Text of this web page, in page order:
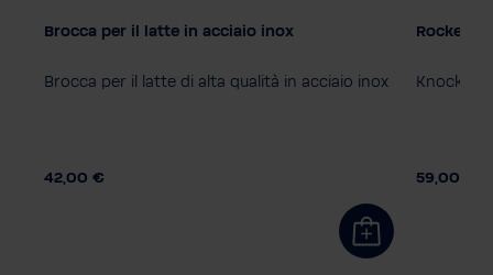
Brocca per il latte in acciaio inox
Brocca per il latte di alta qualità in acciaio inox
42,00 €
Rocket
Knock
59,00 €